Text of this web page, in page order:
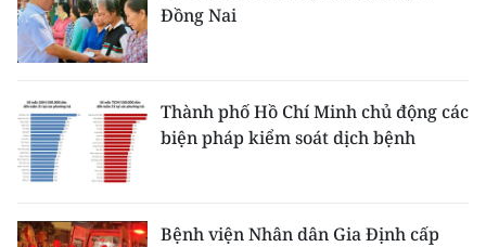
Đồng Nai
Thành phố Hồ Chí Minh chủ động các
biện pháp kiểm soát dịch bệnh
Bệnh viện Nhân dân Gia Định cấp